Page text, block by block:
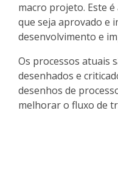
macro projeto. Este
que seja aprovado e
desenvolvimento e
Os processos atuais
desenhados e
desenhos de
melhorar o fluxo de